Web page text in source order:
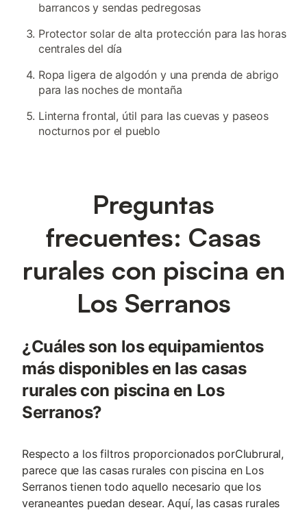
barrancos y sendas pedregosas
Protector solar de alta protección para las horas
centrales del día
Ropa ligera de algodón y una prenda de abrigo
para las noches de montaña
Linterna frontal, útil para las cuevas y paseos
nocturnos por el pueblo
Preguntas
frecuentes: Casas
rurales con piscina en
Los Serranos
¿Cuáles son los equipamientos
más disponibles en las casas
rurales con piscina en Los
Serranos?
Respecto a los filtros proporcionados porClubrural,
parece que las casas rurales con piscina en Los
Serranos tienen todo aquello necesario que los
veraneantes puedan desear. Aquí, las casas rurales